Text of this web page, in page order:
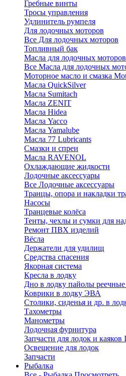
Гребные винты
Тросы управления
Удлинитель румпеля
Для лодочных моторов
Все Для лодочных моторов
Топливный бак
Масла для лодочных моторов
Все Масла для лодочных
Моторное масло и смазка
Масла QuickSilver
Масла Sumitach
Масла ZENIT
Масла Hidea
Масла Yacco
Масла Yamalube
Масла 77 Lubricants
Смазки и спреи
Масла RAVENOL
Охлаждающие жидкости
Лодочные аксессуары
Все Лодочные аксессуары
Транцы, опора и накладки
Насосы
Транцевые колёса
Тенты, чехлы и сумки для
Ремонт ПВХ изделий
Вёсла
Держатели для удилищ
Средства спасения
Якорная система
Кресла в лодку
Дно в лодку пайолы реечные
Коврики в лодку ЭВА
Столики, сиденья и др. в
Тахометры
Манометры
Лодочная фурнитура
Запчасти для лодок и каяков
Освещение для лодок
Запчасти
Рыбалка